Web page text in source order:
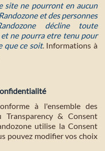
site ne pourront en aucun
et des personnes
décline toute
ne pourra etre tenu pour
que ce soit. Informations à
à l'ensemble des
& Consent
utilise la Consent
pouvez modifier vos choix